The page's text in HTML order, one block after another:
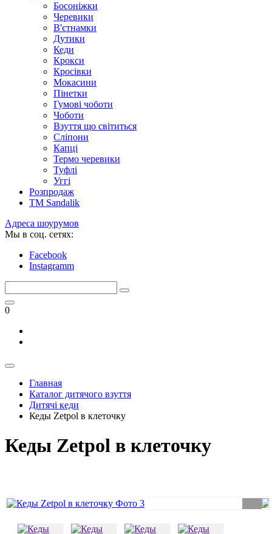
Босоніжки
Черевики
В'єтнамки
Дутики
Кеди
Крокси
Кросівки
Мокасини
Пінетки
Гумові чоботи
Чоботи
Взуття що світиться
Сліпони
Капці
Термо черевики
Туфлі
Уггі
Розпродаж
TM Sandalik
Адреса шоурумов
Мы в соц. сетях:
Facebook
Instagramm
0
Главная
Каталог дитячого взуття
Дитячі кеди
Кеды Zetpol в клеточку
Кеды Zetpol в клеточку